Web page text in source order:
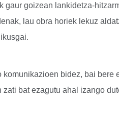
gaur goizean lankidetza-
lau obra horiek lekuz
komunikazioen bidez, bai
bat ezagutu ahal izango